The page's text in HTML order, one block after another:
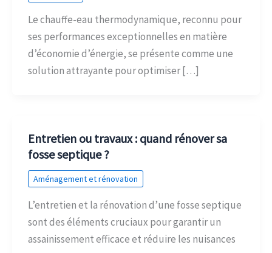
Le chauffe-eau thermodynamique, reconnu pour
ses performances exceptionnelles en matière
d’économie d’énergie, se présente comme une
solution attrayante pour optimiser […]
Entretien ou travaux : quand rénover sa
fosse septique ?
Aménagement et rénovation
L’entretien et la rénovation d’une fosse septique
sont des éléments cruciaux pour garantir un
assainissement efficace et réduire les nuisances